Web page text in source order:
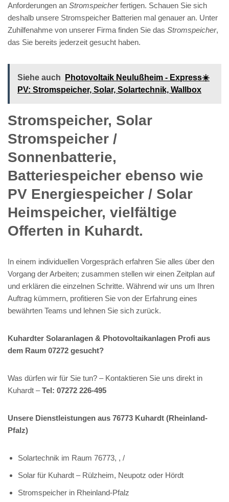
Anforderungen an Stromspeicherfertigen. Schauen Sie sich
deshalb unsere Stromspeicher Batterien mal genauer an. Unter
Zuhilfenahme von unserer Firma finden Sie das Stromspeicher,
das Sie bereits jederzeit gesucht haben.
Siehe auch
Photovoltaik Neulußheim - Express☀️
PV️: Stromspeicher, Solar, Solartechnik, Wallbox
Stromspeicher, Solar
Stromspeicher /
Sonnenbatterie,
Batteriespeicher ebenso wie
PV Energiespeicher / Solar
Heimspeicher, vielfältige
Offerten in Kuhardt.
In einem individuellen Vorgespräch erfahren Sie alles über den
Vorgang der Arbeiten; zusammen stellen wir einen Zeitplan auf
und erklären die einzelnen Schritte. Während wir uns um Ihren
Auftrag kümmern, profitieren Sie von der Erfahrung eines
bewährten Teams und lehnen Sie sich zurück.
Kuhardter Solaranlagen & Photovoltaikanlagen Profi aus
dem Raum 07272 gesucht?
Was dürfen wir für Sie tun? – Kontaktieren Sie uns direkt in
Kuhardt –Tel: 07272 226-495
Unsere Dienstleistungen aus 76773 Kuhardt (Rheinland-
Pfalz)
Solartechnik im Raum 76773, , /
Solar für Kuhardt – Rülzheim, Neupotz oder Hördt
Stromspeicher in Rheinland-Pfalz